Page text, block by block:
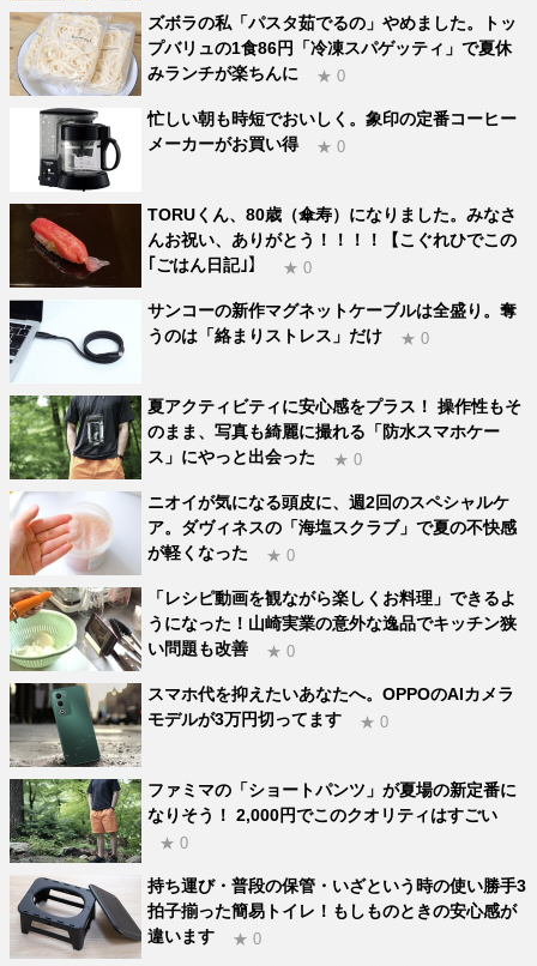
ズボラの私「パスタ茹でるの」やめました。トッ
プバリュの1食86円「冷凍スパゲッティ」で夏休
みランチが楽ちんに
★ 0
忙しい朝も時短でおいしく。象印の定番コーヒー
メーカーがお買い得
★ 0
TORUくん、80歳（傘寿）になりました。みなさ
んお祝い、ありがとう！！！！【こぐれひでこの
｢ごはん日記｣】
★ 0
サンコーの新作マグネットケーブルは全盛り。奪
うのは「絡まりストレス」だけ
★ 0
夏アクティビティに安心感をプラス！ 操作性もそ
のまま、写真も綺麗に撮れる「防水スマホケー
ス」にやっと出会った
★ 0
ニオイが気になる頭皮に、週2回のスペシャルケ
ア。ダヴィネスの「海塩スクラブ」で夏の不快感
が軽くなった
★ 0
「レシピ動画を観ながら楽しくお料理」できるよ
うになった！山崎実業の意外な逸品でキッチン狭
い問題も改善
★ 0
スマホ代を抑えたいあなたへ。OPPOのAIカメラ
モデルが3万円切ってます
★ 0
ファミマの「ショートパンツ」が夏場の新定番に
なりそう！ 2,000円でこのクオリティはすごい
★ 0
持ち運び・普段の保管・いざという時の使い勝手3
拍子揃った簡易トイレ！もしものときの安心感が
違います
★ 0